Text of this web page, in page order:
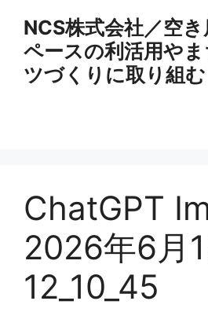
NCS株式会社／空
ペースの利活用や
ツづくりに取り組む
ChatGPT
2026年6月
12_10_45